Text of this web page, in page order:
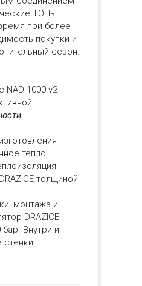
ТЭНы
при более
покупки и
сезон.
NAD 1000 v2
тепло,
толщиной
монтажа и
DRAZICE
Внутри и